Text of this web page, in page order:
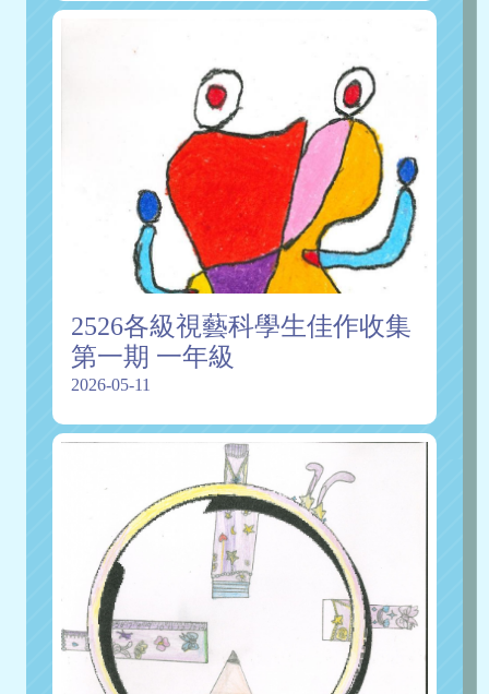
2526各級視藝科學生佳作收集
第一期 一年級
2026-05-11